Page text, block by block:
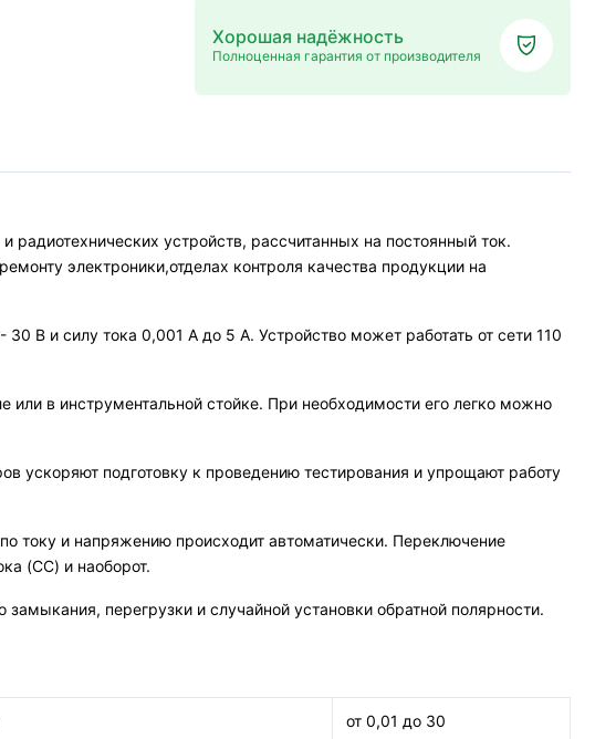
Хорошая надёжность
Полноценная гарантия от производителя
радиотехнических устройств, рассчитанных на постоянный ток.
электроники,отделах контроля качества продукции на
В и силу тока 0,001 А до 5 А. Устройство может работать от сети 110
или в инструментальной стойке. При необходимости его легко можно
ускоряют подготовку к проведению тестирования и упрощают работу
току и напряжению происходит автоматически. Переключение
(CC) и наоборот.
перегрузки и случайной установки обратной полярности.
от 0,01 до 30